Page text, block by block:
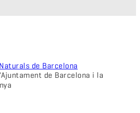
de Barcelona i la